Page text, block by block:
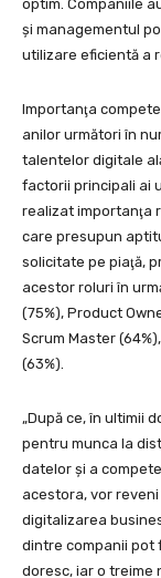
optim. Companiile
şi managementul
utilizare eficientă a
Importanţa
anilor următori în
talentelor digitale
factorii principali ai
realizat importanţa
care presupun
solicitate pe piaţă,
acestor roluri în
(75%), Product
Scrum Master
(63%).
„După ce, în ultimii
pentru munca la
datelor şi a
acestora, vor
digitalizarea
dintre companii pot
doresc, iar o treime